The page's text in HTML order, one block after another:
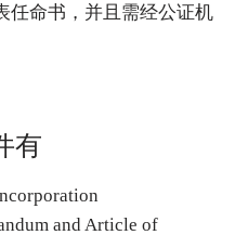
任命书，并且需经公证机
有
and Article of